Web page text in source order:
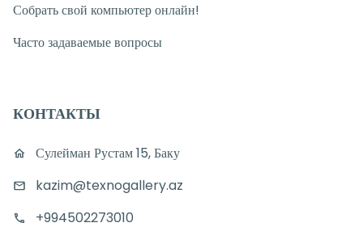
Собрать свой компьютер онлайн!
Часто задаваемые вопросы
КОНТАКТЫ
Сулейман Рустам 15, Баку
kazim@texnogallery.az
+994502273010